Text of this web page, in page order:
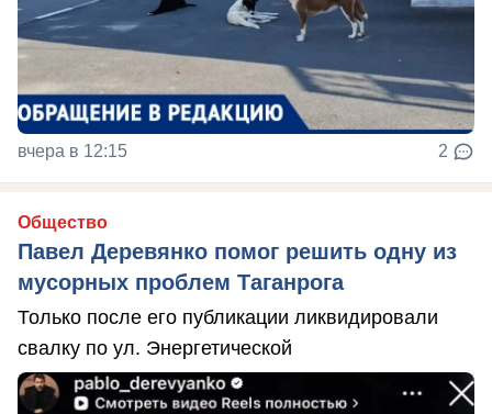
вчера в 12:15 2
Общество
Павел Деревянко помог решить одну из
мусорных проблем Таганрога
Только после его публикации ликвидировали
свалку по ул. Энергетической